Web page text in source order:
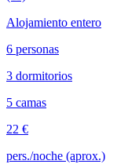
Alojamiento entero
6 personas
3 dormitorios
5 camas
22 €
pers./noche (aprox.)